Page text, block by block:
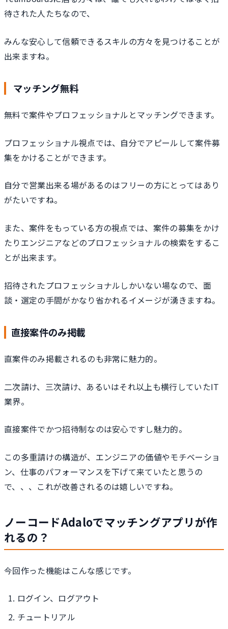
待された人たちなので、
みんな安心して信頼できるスキルの方々を見つけることが
出来ますね。
マッチング無料
無料で案件やプロフェッショナルとマッチングできます。
プロフェッショナル視点では、自分でアピールして案件募
集をかけることができます。
自分で営業出来る場があるのはフリーの方にとってはあり
がたいですね。
また、案件をもっている方の視点では、案件の募集をかけ
たりエンジニアなどのプロフェッショナルの検索をするこ
とが出来ます。
招待されたプロフェッショナルしかいない場なので、面
談・選定の手間がかなり省かれるイメージが湧きますね。
直接案件のみ掲載
直案件のみ掲載されるのも非常に魅力的。
二次請け、三次請け、あるいはそれ以上も横行していたIT
業界。
直接案件でかつ招待制なのは安心ですし魅力的。
この多重請けの構造が、エンジニアの価値やモチベーショ
ン、仕事のパフォーマンスを下げて来ていたと思うの
で、、、これが改善されるのは嬉しいですね。
ノーコードAdaloでマッチングアプリが作
れるの？
今回作った機能はこんな感じです。
ログイン、ログアウト
チュートリアル